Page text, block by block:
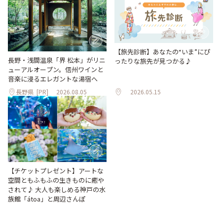
長野・浅間温泉「界 松本」がリニ
ューアルオープン。信州ワインと
音楽に浸るエレガントな湯宿へ
長野県 [PR] 2026.08.05
【旅先診断】あなたの“いま”にぴ
ったりな旅先が見つかる♪
2026.05.15
【チケットプレゼント】アートな
空間ともふもふの生きものに癒や
されて♪ 大人も楽しめる神戸の水
族館「átoa」と周辺さんぽ